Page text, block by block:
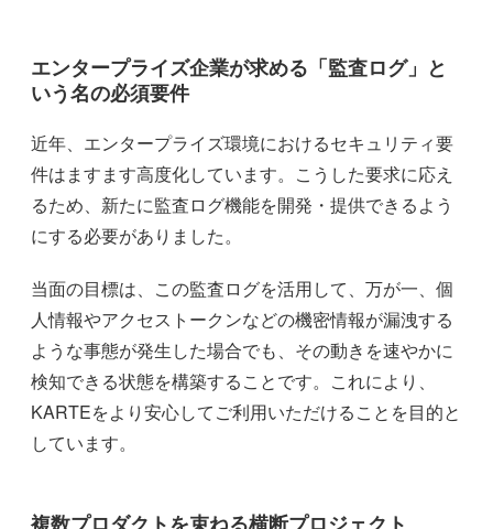
エンタープライズ企業が求める「監査ログ」と
いう名の必須要件
近年、エンタープライズ環境におけるセキュリティ要
件はますます高度化しています。こうした要求に応え
るため、新たに監査ログ機能を開発・提供できるよう
にする必要がありました。
当面の目標は、この監査ログを活用して、万が一、個
人情報やアクセストークンなどの機密情報が漏洩する
ような事態が発生した場合でも、その動きを速やかに
検知できる状態を構築することです。これにより、
KARTEをより安心してご利用いただけることを目的と
しています。